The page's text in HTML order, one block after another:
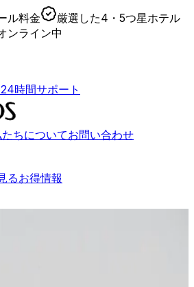
ル料金
厳選した4・5つ星ホテル
ンライン中
24時間サポート
ちについてお問い合わせ
るお得情報